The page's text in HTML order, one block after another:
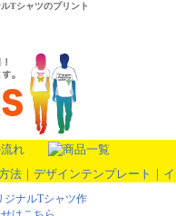
Tシャツのプリント
法 ｜ デザインテンプレート ｜